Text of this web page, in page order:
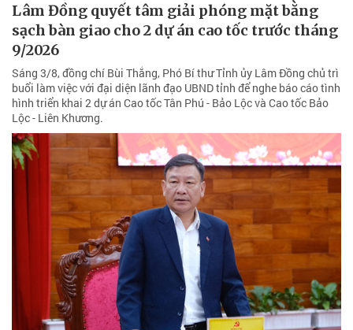
Lâm Đồng quyết tâm giải phóng mặt bằng
sạch bàn giao cho 2 dự án cao tốc trước tháng
9/2026
Sáng 3/8, đồng chí Bùi Thắng, Phó Bí thư Tỉnh ủy Lâm Đồng chủ trì
buổi làm việc với đại diện lãnh đạo UBND tỉnh để nghe báo cáo tình
hình triển khai 2 dự án Cao tốc Tân Phú - Bảo Lộc và Cao tốc Bảo
Lộc - Liên Khương.